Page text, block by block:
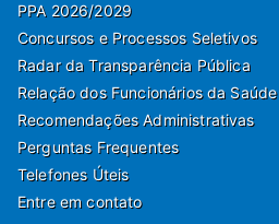
PPA 2026/2029
Concursos e Processos Seletivos
Radar da Transparência Pública
Relação dos Funcionários da Saúde
Recomendações Administrativas
Perguntas Frequentes
Telefones Úteis
Entre em contato